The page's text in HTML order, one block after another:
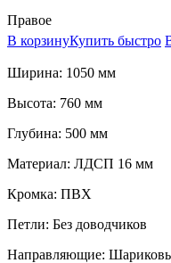
Правое
В корзинуКупить быстро
Ширина: 1050 мм
Высота: 760 мм
Глубина: 500 мм
Материал: ЛДСП 16 мм
Кромка: ПВХ
Петли: Без доводчиков
Направляющие: